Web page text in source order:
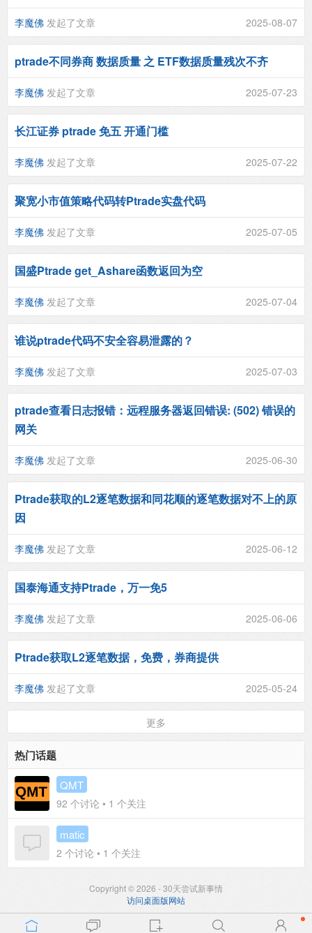
李魔佛 发起了文章 2025-08-07
ptrade不同券商 数据质量 之 ETF数据质量残次不齐
李魔佛 发起了文章 2025-07-23
长江证券 ptrade 免五 开通门槛
李魔佛 发起了文章 2025-07-22
聚宽小市值策略代码转Ptrade实盘代码
李魔佛 发起了文章 2025-07-05
国盛Ptrade get_Ashare函数返回为空
李魔佛 发起了文章 2025-07-04
谁说ptrade代码不安全容易泄露的？
李魔佛 发起了文章 2025-07-03
ptrade查看日志报错：远程服务器返回错误: (502) 错误的
网关
李魔佛 发起了文章 2025-06-30
Ptrade获取的L2逐笔数据和同花顺的逐笔数据对不上的原
因
李魔佛 发起了文章 2025-06-12
国泰海通支持Ptrade，万一免5
李魔佛 发起了文章 2025-06-06
Ptrade获取L2逐笔数据，免费，券商提供
李魔佛 发起了文章 2025-05-24
更多
热门话题
QMT
92 个讨论 • 1 个关注
matic
2 个讨论 • 1 个关注
Copyright © 2026 - 30天尝试新事情
访问桌面版网站